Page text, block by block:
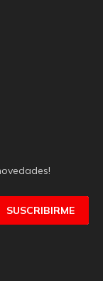
SUSCRIBIRME